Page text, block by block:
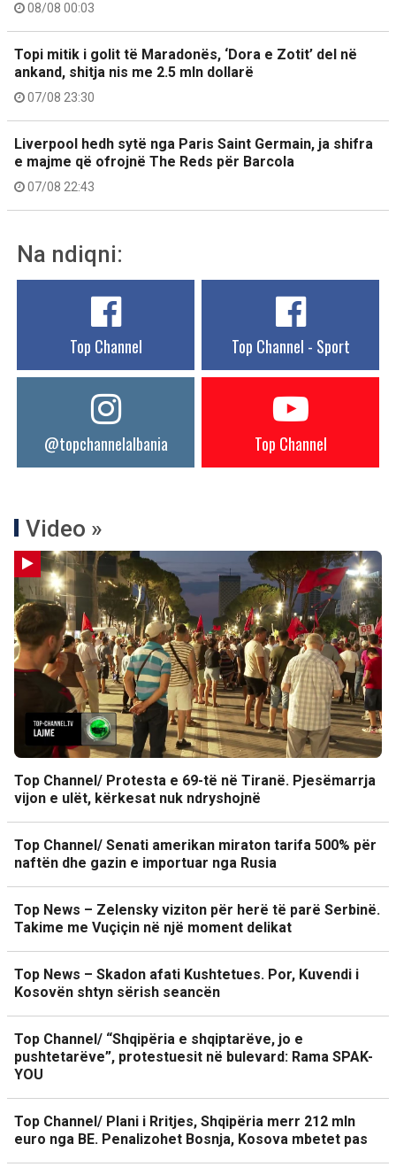
08/08 00:03
Topi mitik i golit të Maradonës, ‘Dora e Zotit’ del në
ankand, shitja nis me 2.5 mln dollarë
07/08 23:30
Liverpool hedh sytë nga Paris Saint Germain, ja shifra
e majme që ofrojnë The Reds për Barcola
07/08 22:43
Na ndiqni:
Top Channel Top Channel - Sport
@topchannelalbania Top Channel
Video »
Top Channel/ Protesta e 69-të në Tiranë. Pjesëmarrja
vijon e ulët, kërkesat nuk ndryshojnë
Top Channel/ Senati amerikan miraton tarifa 500% për
naftën dhe gazin e importuar nga Rusia
Top News – Zelensky viziton për herë të parë Serbinë.
Takime me Vuçiçin në një moment delikat
Top News – Skadon afati Kushtetues. Por, Kuvendi i
Kosovën shtyn sërish seancën
Top Channel/ “Shqipëria e shqiptarëve, jo e
pushtetarëve”, protestuesit në bulevard: Rama SPAK-
YOU
Top Channel/ Plani i Rritjes, Shqipëria merr 212 mln
euro nga BE. Penalizohet Bosnja, Kosova mbetet pas